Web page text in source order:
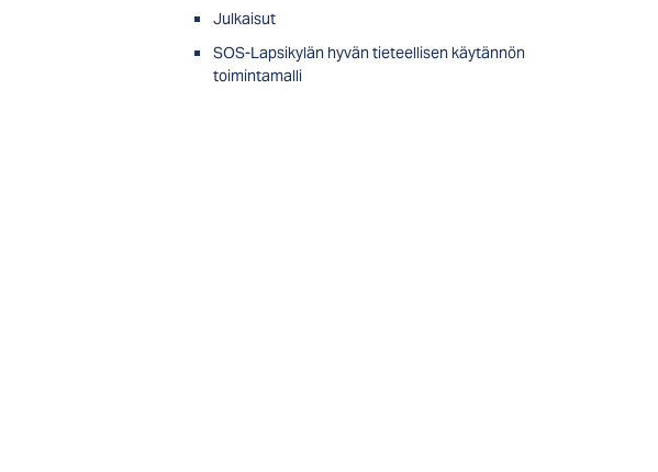
Julkaisut
SOS-Lapsikylän hyvän tieteellisen käytännön
toimintamalli